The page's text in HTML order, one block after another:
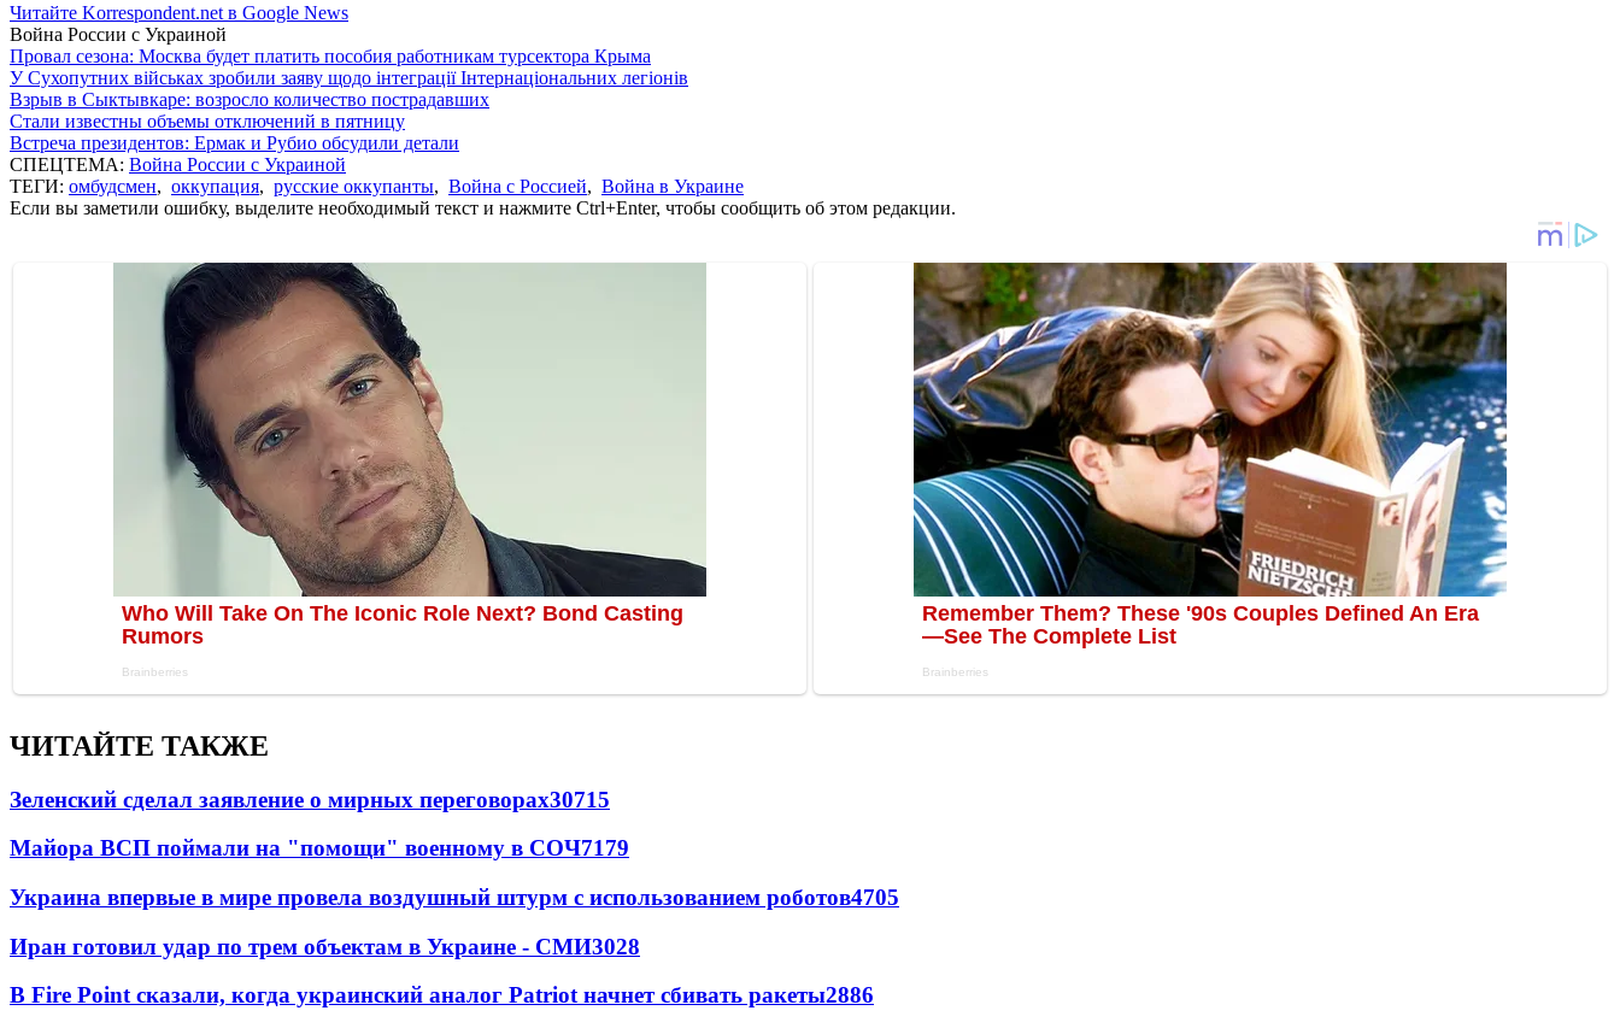
Читайте Korrespondent.net в Google News
Война России с Украиной
Провал сезона: Москва будет платить пособия работникам турсектора Крыма
У Сухопутних військах зробили заяву щодо інтеграції Інтернаціональних легіонів
Взрыв в Сыктывкаре: возросло количество пострадавших
Стали известны объемы отключений в пятницу
Встреча президентов: Ермак и Рубио обсудили детали
СПЕЦТЕМА: Война России с Украиной
ТЕГИ: омбудсмен, оккупация, русские оккупанты, Война с Россией, Война в Украине
Если вы заметили ошибку, выделите необходимый текст и нажмите Ctrl+Enter, чтобы сообщить об этом редакции.
ЧИТАЙТЕ ТАКЖЕ
Зеленский сделал заявление о мирных переговорах30715
Майора ВСП поймали на "помощи" военному в СОЧ7179
Украина впервые в мире провела воздушный штурм с использованием роботов4705
Иран готовил удар по трем объектам в Украине - СМИ3028
В Fire Point сказали, когда украинский аналог Patriot начнет сбивать ракеты2886